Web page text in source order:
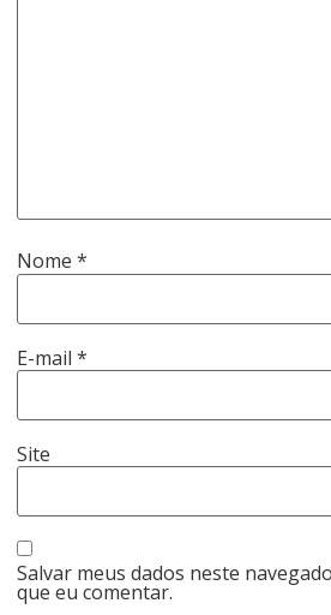
Nome*
E-mail*
Site
Salvar meus dados neste
que eu comentar.